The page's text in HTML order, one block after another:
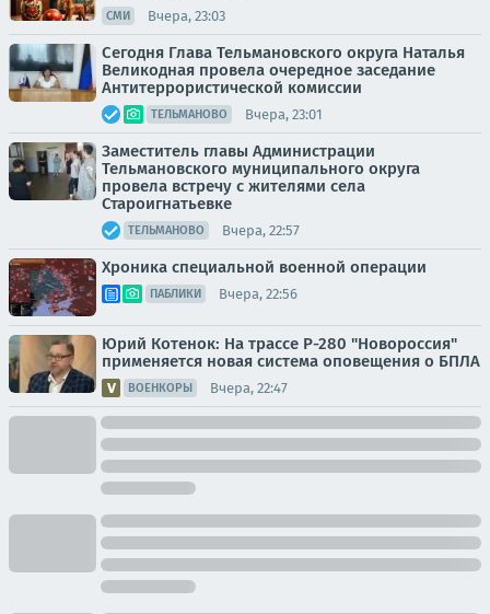
СМИ Вчера, 23:03
Сегодня Глава Тельмановского округа Наталья
Великодная провела очередное заседание
Антитеррористической комиссии
ТЕЛЬМАНОВО Вчера, 23:01
Заместитель главы Администрации
Тельмановского муниципального округа
провела встречу с жителями села
Староигнатьевке
ТЕЛЬМАНОВО Вчера, 22:57
Хроника специальной военной операции
ПАБЛИКИ Вчера, 22:56
Юрий Котенок: На трассе Р-280 "Новороссия"
применяется новая система оповещения о БПЛА
ВОЕНКОРЫ Вчера, 22:47